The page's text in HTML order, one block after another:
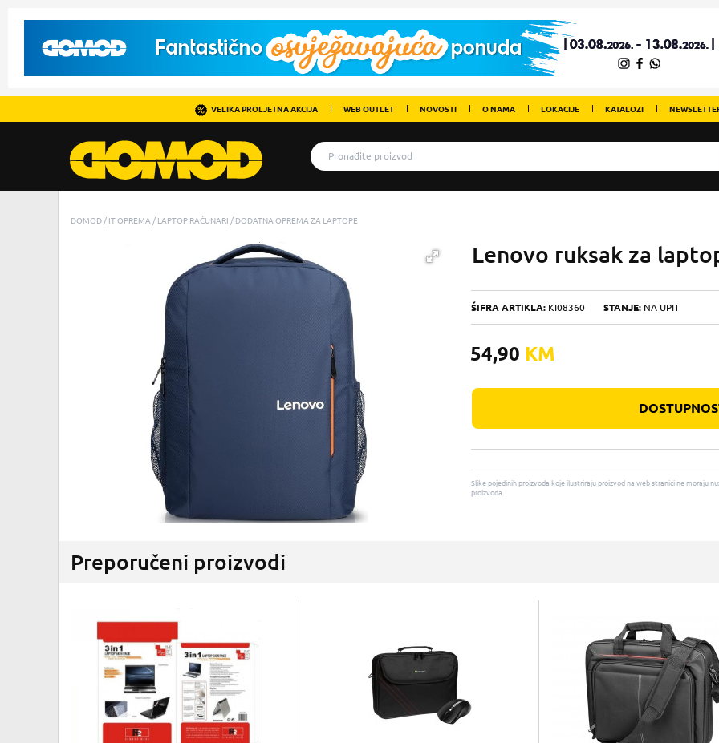
VELIKA PROLJETNA AKCIJA WEB OUTLET NOVOSTI O NAMA LOKACIJE KATALOZI
DOMOD IT OPREMA LAPTOP RAČUNARI DODATNA OPREMA ZA LAPTOPE
Lenovo ruksak za
ŠIFRA ARTIKLA: KI08360 STANJE: NA UPIT
54,90 KM
Slike pojedinih proizvoda koje ilustriraju proizvod na web stranici ne moraju
proizvoda.
Preporučeni proizvodi